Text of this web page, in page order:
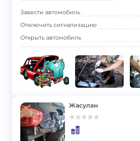
Завести автомобиль
Отключить сигнализацию
Открыть автомобиль
Жасулан